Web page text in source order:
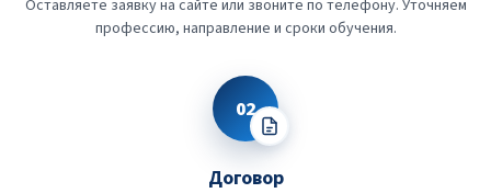
Оставляете заявку на сайте или звоните по телефону. Уточняем
профессию, направление и сроки обучения.
02
Договор